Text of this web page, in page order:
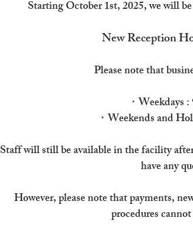
Starting October 1st, 2025, we will
New Reception
Please note that
・Weekdays
・Weekends and
Staff will still be available in the facility
have any
However, please note that payments,
procedures